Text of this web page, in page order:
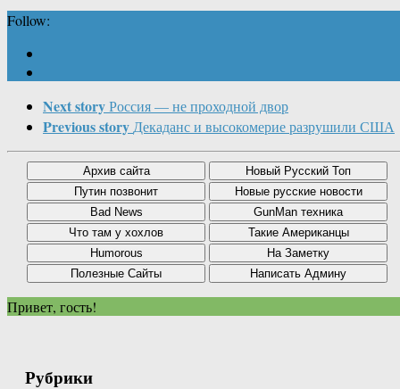
Follow:
Next storyРоссия — не проходной двор
Previous storyДекаданс и высокомерие разрушили США
Привет, гость!
Рубрики